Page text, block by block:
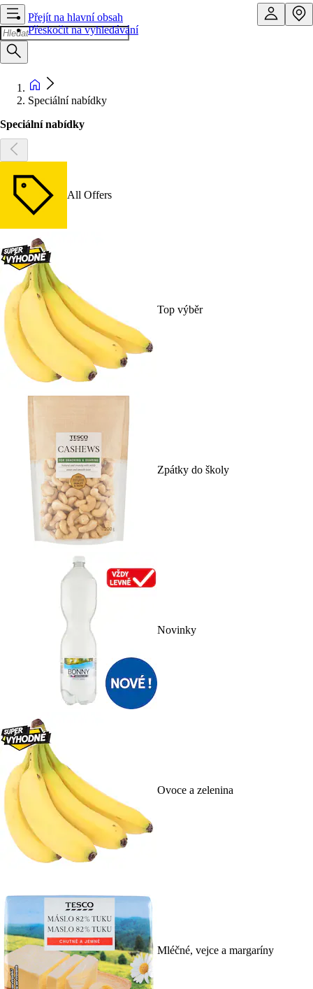
Přejít na hlavní obsah
Přeskočit na vyhledávání
Speciální nabídky
Speciální nabídky
All Offers
Top výběr
Zpátky do školy
Novinky
Ovoce a zelenina
Mléčné, vejce a margaríny